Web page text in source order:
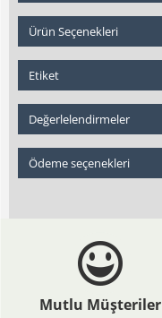
Ürün Seçenekleri
Etiket
Değerlelendirmeler
Ödeme seçenekleri
Mutlu Müşteriler